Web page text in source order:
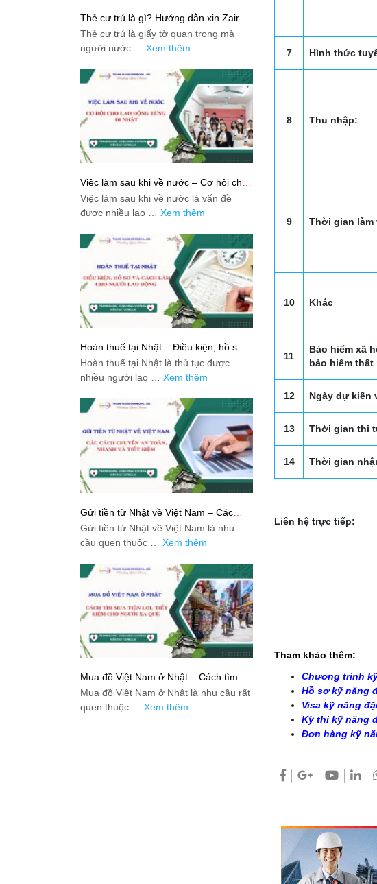
7 Hình thức
8 Thu nhập:
9 Thời gian làm
10 Khác
11
Bảo hiểm xã
bảo hiểm thất
12 Ngày dự kiến
13 Thời gian thi
14 Thời gian
Liên hệ trực tiếp:
Tham khảo thêm:
Chương trình
Hồ sơ kỹ năng
Visa kỹ năng
Kỳ thi kỹ năng
Đơn hàng kỹ
Thẻ cư trú là gì? Hướng dẫn xin Zairyu
Card tại Nhật chi tiết nhất
Thẻ cư trú là giấy tờ quan trọng mà
người nước … Xem thêm
Việc làm sau khi về nước – Cơ hội cho
lao động từng đi Nhật
Việc làm sau khi về nước là vấn đề
được nhiều lao … Xem thêm
Hoàn thuế tại Nhật – Điều kiện, hồ sơ
và cách làm cho người lao động
Hoàn thuế tại Nhật là thủ tục được
nhiều người lao … Xem thêm
Gửi tiền từ Nhật về Việt Nam – Các
cách chuyển an toàn, nhanh và tiết
kiệm
Gửi tiền từ Nhật về Việt Nam là nhu
cầu quen thuộc … Xem thêm
Mua đồ Việt Nam ở Nhật – Cách tìm
mua tiện lợi, tiết kiệm cho người xa quê
Mua đồ Việt Nam ở Nhật là nhu cầu rất
quen thuộc … Xem thêm